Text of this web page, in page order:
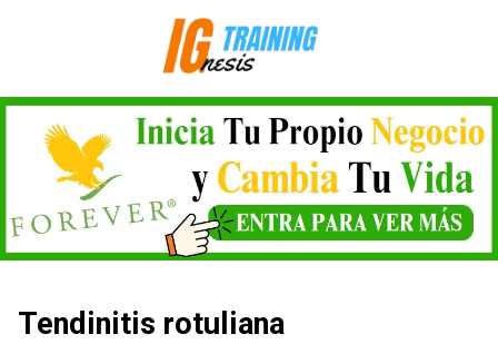
Tendinitis rotuliana